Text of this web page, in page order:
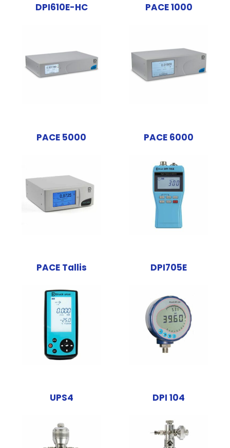
DPI610E-HC PACE 1000
PACE 5000 PACE 6000
PACE Tallis DPI705E
UPS4 DPI 104